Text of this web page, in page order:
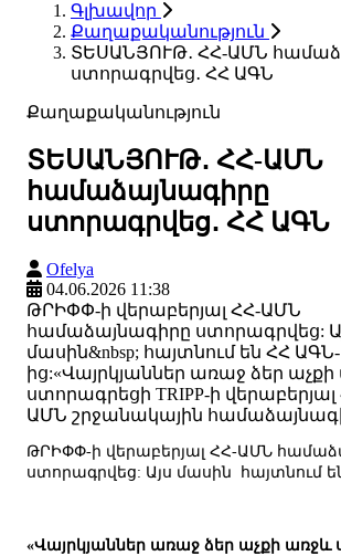
Գլխավոր
Քաղաքականություն
ՏԵՍԱՆՅՈՒԹ․ ՀՀ-ԱՄՆ
ստորագրվեց․ ՀՀ ԱԳՆ
Քաղաքականություն
ՏԵՍԱՆՅՈՒԹ․ ՀՀ-ԱՄՆ
համաձայնագիրը
ստորագրվեց․ ՀՀ ԱԳՆ
Ofelya
04.06.2026 11:38
ԹՐԻՓՓ-ի վերաբերյալ ՀՀ-ԱՄՆ
համաձայնագիրը ստորագրվեց:
մասին&nbsp; հայտնում են ՀՀ ԱԳՆ-
ից:«Վայրկյաններ առաջ ձեր
ստորագրեցի TRIPP-ի
ԱՄՆ շրջանակային
ԹՐԻՓՓ-ի վերաբերյալ ՀՀ-ԱՄՆ
ստորագրվեց: Այս մասին հայտնում
«Վայրկյաններ առաջ ձեր աչքի առջև